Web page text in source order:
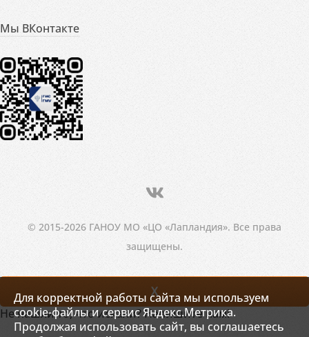
Мы ВКонтакте
© 2015-2026 ГАНОУ МО «ЦО «Лапландия». Все права
защищены.
Для корректной работы сайта мы используем
cookie-файлы и сервис Яндекс.Метрика.
Продолжая использовать сайт, вы соглашаетесь
X
Не нашли то, что искали? Напишите нам!